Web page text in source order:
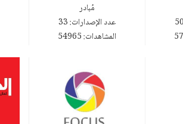
مُبادر
عدد الإصدارات: 33
المشاهدات: 54965